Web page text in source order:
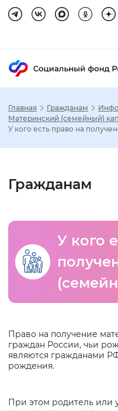
Настройка
Монохромный
Главная Гражданам
Материнский (семейный)
У кого есть право на
Гражданам
У кого
Основная
информация
Право на получение
граждан России, чьи
являются гражданами
рождения.
При этом родитель или